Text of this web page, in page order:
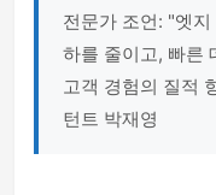
전문가 조언: "엣
하를 줄이고, 빠른
고객 경험의 질적
턴트 박재영